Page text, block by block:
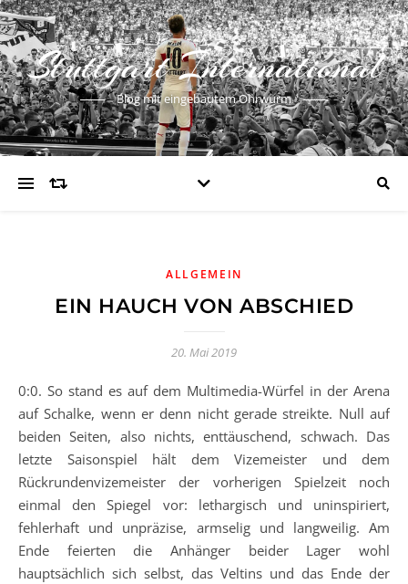
Stuttgart International
Blog mit eingebautem Ohrwurm
ALLGEMEIN
EIN HAUCH VON ABSCHIED
20. Mai 2019
0:0. So stand es auf dem Multimedia-Würfel in der Arena
auf Schalke, wenn er denn nicht gerade streikte. Null auf
beiden Seiten, also nichts, enttäuschend, schwach. Das
letzte Saisonspiel hält dem Vizemeister und dem
Rückrundenvizemeister der vorherigen Spielzeit noch
einmal den Spiegel vor: lethargisch und uninspiriert,
fehlerhaft und unpräzise, armselig und langweilig. Am
Ende feierten die Anhänger beider Lager wohl
hauptsächlich sich selbst, das Veltins und das Ende der